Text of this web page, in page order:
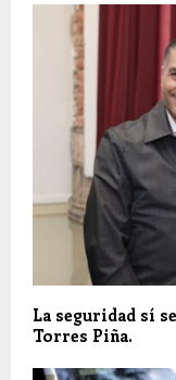
La seguridad sí
Torres Piña.